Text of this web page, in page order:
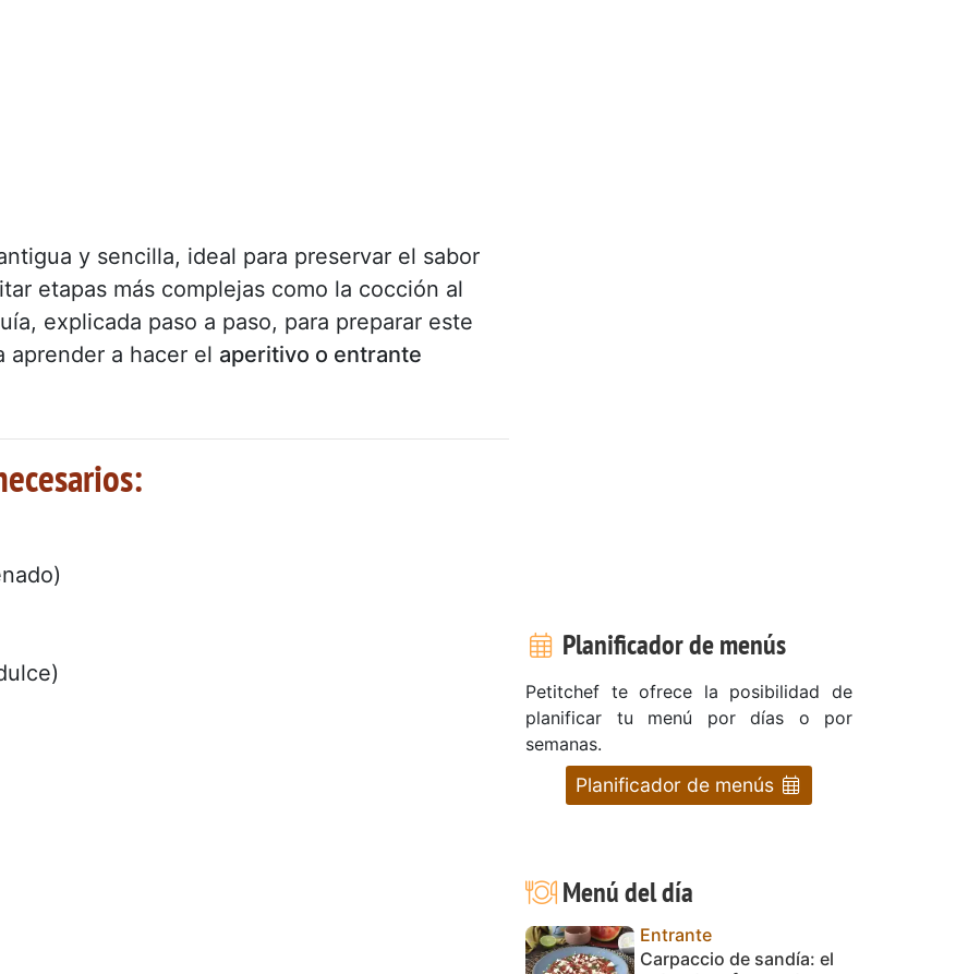
y sencilla, ideal para preservar el sabor
etapas más complejas como la cocción al
explicada paso a paso, para preparar este
aprender a hacer el aperitivo o entrante
Planificador de menús
Petitchef te ofrece la posibilidad de
planificar tu menú por días o por
semanas.
Planificador de menús
Menú del día
Entrante
Carpaccio de sandía: el